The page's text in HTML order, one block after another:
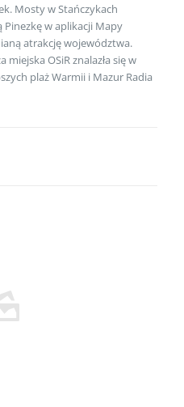
Mosty w Stańczykach
Pinezkę w aplikacji Mapy
atrakcję województwa.
miejska OSiR znalazła się w
plaż Warmii i Mazur Radia